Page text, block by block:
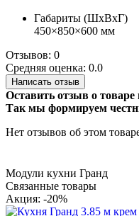
Габариты (ШхВхГ)
450×850×600 мм
Отзывов: 0
Средняя оценка: 0.0
Написать отзыв
Оставить отзыв о
Так мы формируем
Нет отзывов об этом
Модули кухни Гранд
Связанные товары
Акция: -20%